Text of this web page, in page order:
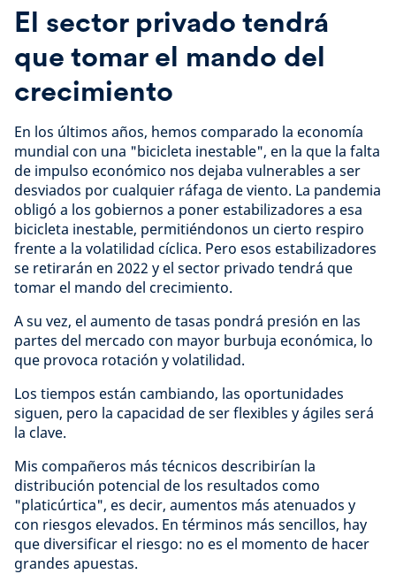
El sector privado tendrá
que tomar el mando del
crecimiento
En los últimos años, hemos comparado la economía
mundial con una "bicicleta inestable", en la que la falta
de impulso económico nos dejaba vulnerables a ser
desviados por cualquier ráfaga de viento. La pandemia
obligó a los gobiernos a poner estabilizadores a esa
bicicleta inestable, permitiéndonos un cierto respiro
frente a la volatilidad cíclica. Pero esos estabilizadores
se retirarán en 2022 y el sector privado tendrá que
tomar el mando del crecimiento.
A su vez, el aumento de tasas pondrá presión en las
partes del mercado con mayor burbuja económica, lo
que provoca rotación y volatilidad.
Los tiempos están cambiando, las oportunidades
siguen, pero la capacidad de ser flexibles y ágiles será
la clave.
Mis compañeros más técnicos describirían la
distribución potencial de los resultados como
"platicúrtica", es decir, aumentos más atenuados y
con riesgos elevados. En términos más sencillos, hay
que diversificar el riesgo: no es el momento de hacer
grandes apuestas.